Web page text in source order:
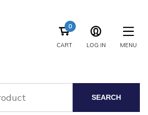
CART
0
LOG IN MENU
SEARCH